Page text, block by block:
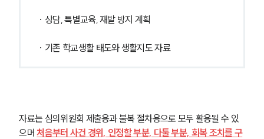
· 상담, 특별교육, 재발 방지 계획
· 기존 학교생활 태도와 생활지도 자료
자료는 심의위원회 제출용과 불복 절차용으로 모두 활용될 수 있
으며 처음부터 사건 경위, 인정할 부분, 다툴 부분, 회복 조치를 구